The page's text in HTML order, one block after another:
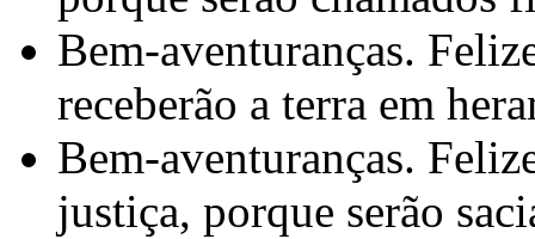
Bem-aventuranças.
receberão a terra em
Bem-aventuranças.
justiça, porque serão